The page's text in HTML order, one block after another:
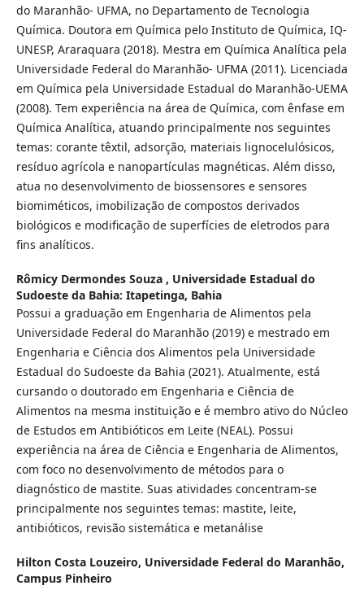
do Maranhão- UFMA, no Departamento de Tecnologia
Química. Doutora em Química pelo Instituto de Química, IQ-
UNESP, Araraquara (2018). Mestra em Química Analítica pela
Universidade Federal do Maranhão- UFMA (2011). Licenciada
em Química pela Universidade Estadual do Maranhão-UEMA
(2008). Tem experiência na área de Química, com ênfase em
Química Analítica, atuando principalmente nos seguintes
temas: corante têxtil, adsorção, materiais lignocelulósicos,
resíduo agrícola e nanopartículas magnéticas. Além disso,
atua no desenvolvimento de biossensores e sensores
biomiméticos, imobilização de compostos derivados
biológicos e modificação de superfícies de eletrodos para
fins analíticos.
Rômicy Dermondes Souza , Universidade Estadual do
Sudoeste da Bahia: Itapetinga, Bahia
Possui a graduação em Engenharia de Alimentos pela
Universidade Federal do Maranhão (2019) e mestrado em
Engenharia e Ciência dos Alimentos pela Universidade
Estadual do Sudoeste da Bahia (2021). Atualmente, está
cursando o doutorado em Engenharia e Ciência de
Alimentos na mesma instituição e é membro ativo do Núcleo
de Estudos em Antibióticos em Leite (NEAL). Possui
experiência na área de Ciência e Engenharia de Alimentos,
com foco no desenvolvimento de métodos para o
diagnóstico de mastite. Suas atividades concentram-se
principalmente nos seguintes temas: mastite, leite,
antibióticos, revisão sistemática e metanálise
Hilton Costa Louzeiro, Universidade Federal do Maranhão,
Campus Pinheiro